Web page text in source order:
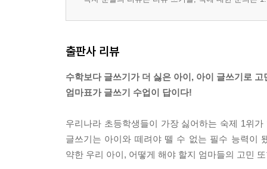
나이가 들면 어떤 변화가 생길까?
WRITING· 17 『세상에서 제일 힘 센 수탉』을 읽
상상이 현실이 된다면 어떤 기분이 들까?
WRITING· 18 『눈사람 아저씨』를 읽고 글쓰기
WRITING· 19 『수학의 저주』를 읽고 글쓰기
나는 똑똑하게 살아가고 있을까?
WRITING· 20 『똑똑하게 사는 법』을 읽고 글쓰기
출판사 리뷰
수학보다 글쓰기가 더 싫은 아이, 아이 글쓰기로 고
엄마표가 글쓰기 수업이 답이다!
우리나라 초등학생들이 가장 싫어하는 숙제 1위
글쓰기는 아이와 떼려야 뗄 수 없는 필수 능력이
약한 우리 아이, 어떻게 해야 할지 엄마들의 고민